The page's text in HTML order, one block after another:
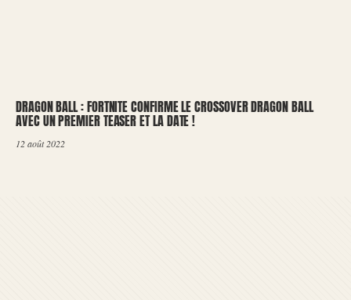
DRAGON BALL : FORTNITE CONFIRME LE CROSSOVER DRAGON BALL
AVEC UN PREMIER TEASER ET LA DATE !
12 août 2022